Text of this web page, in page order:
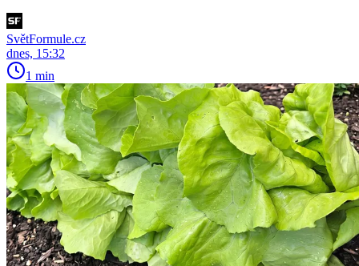
SvětFormule.cz
dnes, 15:32
1 min